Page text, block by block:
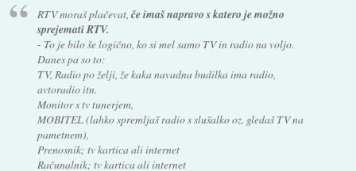
RTV moraš plačevat, če imaš napravo s katero je možno
sprejemati RTV.
- To je bilo še logično, ko si mel samo TV in radio na voljo.
Danes pa so to:
TV, Radio po želji, že kaka navadna budilka ima radio,
avtoradio itn.
Monitor s tv tunerjem,
MOBITEL (lahko spremljaš radio s slušalko oz. gledaš TV na
pametnem),
Prenosnik; tv kartica ali internet
Računalnik; tv kartica ali internet